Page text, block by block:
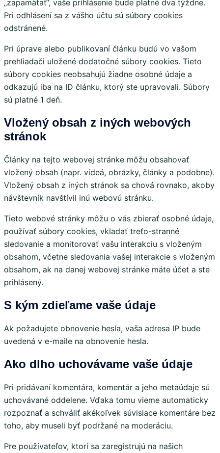
„zapamätať“, vaše prihlásenie bude platné dva týždne.
Pri odhlásení sa z vášho účtu sú súbory cookies
odstránené.
Pri úprave alebo publikovaní článku budú vo vašom
prehliadači uložené dodatočné súbory cookies. Tieto
súbory cookies neobsahujú žiadne osobné údaje a
odkazujú iba na ID článku, ktorý ste upravovali. Súbory
sú platné 1 deň.
Vložený obsah z iných webových
stránok
Články na tejto webovej stránke môžu obsahovať
vložený obsah (napr. videá, obrázky, články a podobne).
Vložený obsah z iných stránok sa chová rovnako, akoby
návštevník navštívil inú webovú stránku.
Tieto webové stránky môžu o vás zbierať osobné údaje,
používať súbory cookies, vkladať treťo-stranné
sledovanie a monitorovať vašu interakciu s vloženým
obsahom, včetne sledovania vašej interakcie s vloženým
obsahom, ak na danej webovej stránke máte účet a ste
prihlásený.
S kým zdieľame vaše údaje
Ak požadujete obnovenie hesla, vaša adresa IP bude
uvedená v e-maile na obnovenie hesla.
Ako dlho uchovávame vaše údaje
Pri pridávaní komentára, komentár a jeho metaúdaje sú
uchovávané oddelene. Vďaka tomu vieme automaticky
rozpoznať a schváliť akékoľvek súvisiace komentáre bez
toho, aby museli byť podržané na moderáciu.
Pre používateľov, ktorí sa zaregistrujú na našich